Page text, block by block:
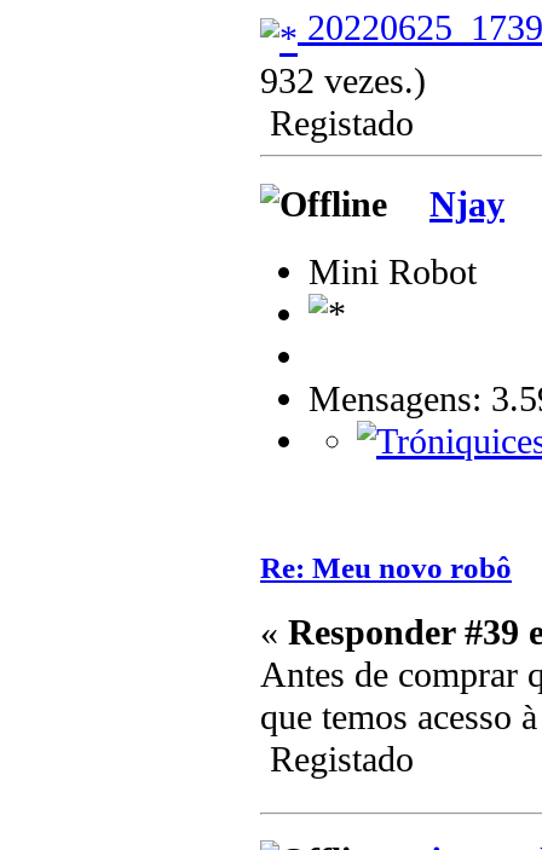
932 vezes.)
Registado
Njay
Mini Robot
Mensagens:
Re: Meu novo robô
« Responder #39
Antes de comprar
que temos acesso
Registado